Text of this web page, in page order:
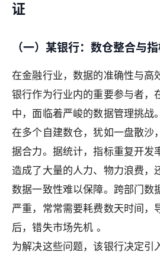
证
（一）某银行：数仓整合与
在金融行业，数据的准确性与高
银行作为行业内的重要参与者，
中，面临着严峻的数据管理挑战
在多个自建数仓，犹如一盘散沙
据合力。据统计，指标重复开发
造成了大量的人力、物力浪费，
数据一致性难以保障。跨部门数
严重，常常需要耗费数天时间，
后，错失市场先机 。
为解决这些问题，该银行决定引